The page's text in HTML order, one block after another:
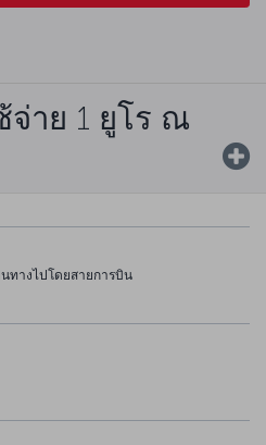
จ่าย 1 ยูโร ณ
ทางไปโดยสายการบิน